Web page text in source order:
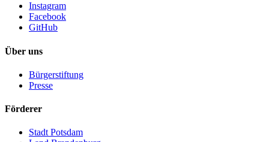
Instagram
Facebook
GitHub
Über uns
Bürgerstiftung
Presse
Förderer
Stadt Potsdam